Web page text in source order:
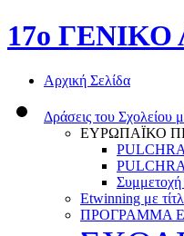
17o
Αρχική Σελίδα
Δράσεις του Σχολείου
ΕΥΡΩΠΑΪΚΟ
Etwinning με
ΠΡΟΓΡΑΜΜΑ